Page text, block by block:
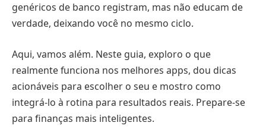
genéricos de banco registram, mas não educam de
verdade, deixando você no mesmo ciclo.
Aqui, vamos além. Neste guia, exploro o que
realmente funciona nos melhores apps, dou dicas
acionáveis para escolher o seu e mostro como
integrá-lo à rotina para resultados reais. Prepare-se
para finanças mais inteligentes.